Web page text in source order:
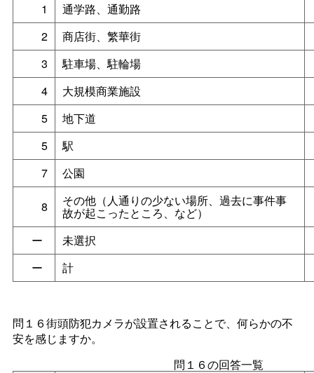
1
通学路、通勤路
2
商店街、繁華街
3
駐車場、駐輪場
4
大規模商業施設
5
地下道
5
駅
7
公園
8 その他（人通りの少ない場所、過去に事件事
故が起こったところ、など）
ー
未選択
ー
計
問１６街頭防犯カメラが設置されることで、何らかの不
安を感じますか。
問１６の回答一覧